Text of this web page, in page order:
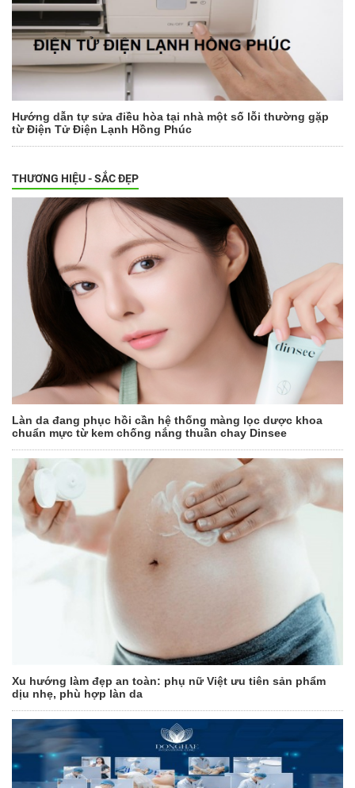
Hướng dẫn tự sửa điều hòa tại nhà một số lỗi thường gặp
từ Điện Tử Điện Lạnh Hồng Phúc
THƯƠNG HIỆU - SẮC ĐẸP
Làn da đang phục hồi cần hệ thống màng lọc dược khoa
chuẩn mực từ kem chống nắng thuần chay Dinsee
Xu hướng làm đẹp an toàn: phụ nữ Việt ưu tiên sản phẩm
dịu nhẹ, phù hợp làn da